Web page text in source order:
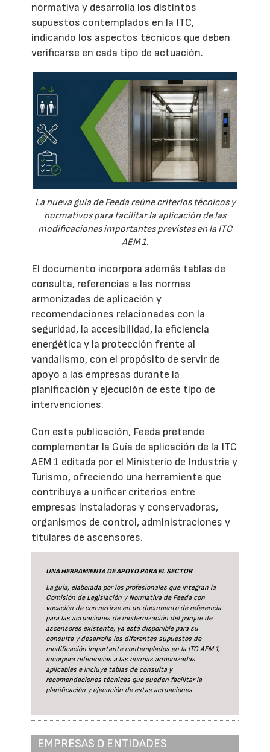
normativa y desarrolla los distintos
supuestos contemplados en la ITC,
indicando los aspectos técnicos que deben
verificarse en cada tipo de actuación.
La nueva guía de Feeda reúne criterios técnicos y
normativos para facilitar la aplicación de las
modificaciones importantes previstas en la ITC
AEM 1.
El documento incorpora además tablas de
consulta, referencias a las normas
armonizadas de aplicación y
recomendaciones relacionadas con la
seguridad, la accesibilidad, la eficiencia
energética y la protección frente al
vandalismo, con el propósito de servir de
apoyo a las empresas durante la
planificación y ejecución de este tipo de
intervenciones.
Con esta publicación, Feeda pretende
complementar la Guía de aplicación de la ITC
AEM 1 editada por el Ministerio de Industria y
Turismo, ofreciendo una herramienta que
contribuya a unificar criterios entre
empresas instaladoras y conservadoras,
organismos de control, administraciones y
titulares de ascensores.
UNA HERRAMIENTA DE APOYO PARA EL SECTOR
La guía, elaborada por los profesionales que integran la
Comisión de Legislación y Normativa de Feeda con
vocación de convertirse en un documento de referencia
para las actuaciones de modernización del parque de
ascensores existente, ya está disponible para su
consulta y desarrolla los diferentes supuestos de
modificación importante contemplados en la ITC AEM 1,
incorpora referencias a las normas armonizadas
aplicables e incluye tablas de consulta y
recomendaciones técnicas que pueden facilitar la
planificación y ejecución de estas actuaciones.
EMPRESAS O ENTIDADES